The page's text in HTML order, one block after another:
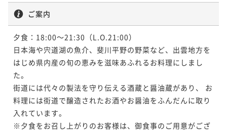
券＆湯上り石見麦酒ビール付き＜夕朝食付き＞
二食付き 現地決済可 事前決済可
IN 15:00 - 17:30 OUT10:00
ポイント即利用で
¥78,400~
2名 ¥ 72,912 ~
【連泊でお得！】出雲でゆったり暮らすように泊まる
古民家旅＜夕朝食付き＞
ご案内
夕食：18:00～21:30（L.O.21:00）
日本海や宍道湖の魚介、斐川平野の野菜など、出雲地方を
はじめ県内産の旬の恵みを滋味あふれるお料理にしまし
た。
街道には代々の製法を守り伝える酒蔵と醤油蔵があり、 お
料理には街道で醸造されたお酒やお醤油をふんだんに取り
入れています。
※夕食をお召し上がりのお客様は、御食事のご用意がござ